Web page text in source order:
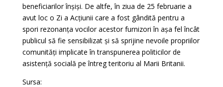
beneficiarilor înșiși. De altfe, în ziua de 25 februarie a
avut loc o Zi a Acțiunii care a fost gândită pentru a
spori rezonanța vocilor acestor furnizori în așa fel încât
publicul să fie sensibilizat și să sprijine nevoile propriilor
comunități implicate în transpunerea politicilor de
asistență socială pe întreg teritoriu al Marii Britanii.
Sursa: